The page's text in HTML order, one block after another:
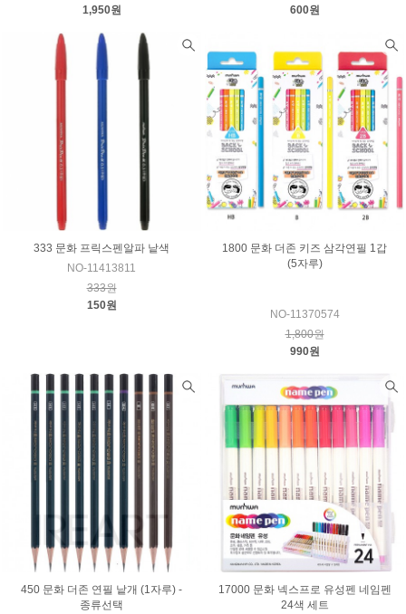
1,950원
600원
333 문화 프릭스펜알파 낱색
NO-11413811
333원
150원
1800 문화 더존 키즈 삼각연필 1갑
(5자루)
NO-11370574
1,800원
990원
450 문화 더존 연필 낱개 (1자루) -
종류선택
17000 문화 넥스프로 유성펜 네임펜
24색 세트